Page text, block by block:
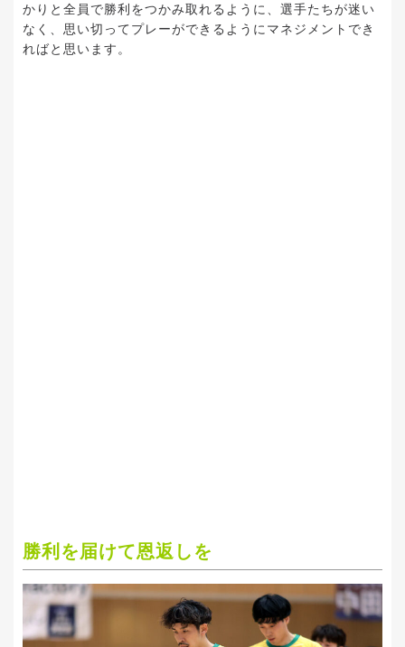
かりと全員で勝利をつかみ取れるように、選手たちが迷い
なく、思い切ってプレーができるようにマネジメントでき
ればと思います。
勝利を届けて恩返しを